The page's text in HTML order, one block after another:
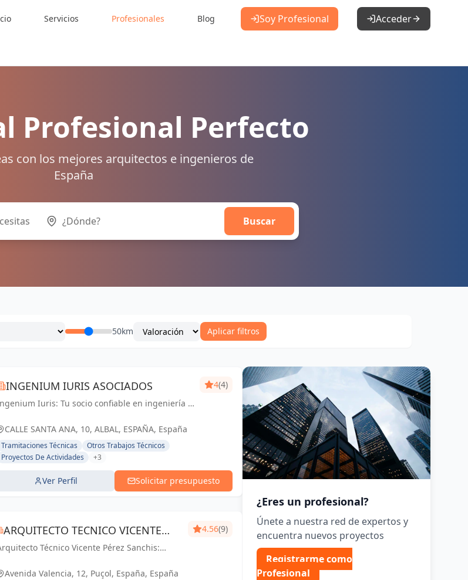
Servicios Profesionales Blog Soy Profesional Acceder
Profesional Perfecto
con los mejores arquitectos e ingenieros de
España
Buscar
50km Aplicar filtros
INGENIUM IURIS ASOCIADOS
Iuris: Tu socio confiable en ingeniería y
para proyectos exitosos.
4(4)
CALLE SANTA ANA, 10, ALBAL, ESPAÑA, España
Tramitaciones Técnicas
Otros Trabajos Técnicos
Proyectos De Actividades
+3
Ver Perfil Solicitar presupuesto
ARQUITECTO TECNICO VICENTE
PÉREZ SANCHIS
Técnico Vicente Pérez Sanchis:
en realidad.
4.56(9)
Avenida Valencia, 12, Puçol, España, España
¿Eres un profesional?
Únete a nuestra red de expertos y
encuentra nuevos proyectos
Registrarme como
Profesional